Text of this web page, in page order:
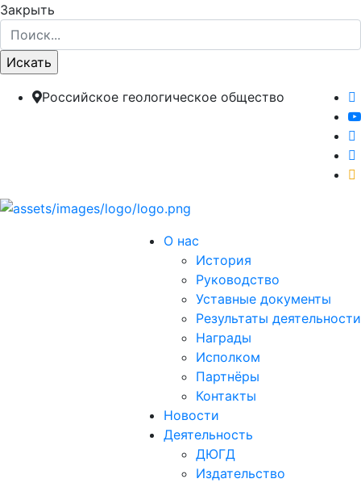
Закрыть
Российское геологическое общество
О нас
История
Руководство
Уставные документы
Результаты деятельности
Награды
Исполком
Партнёры
Контакты
Новости
Деятельность
ДЮГД
Издательство